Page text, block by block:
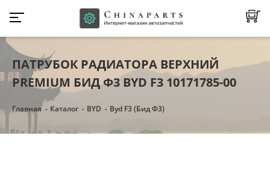
ПАТРУБОК РАДИАТОРА ВЕРХНИЙ
PREMIUM БИД Ф3 BYD F3 10171785-00
Главная Каталог BYD Byd F3 (Бид Ф3)